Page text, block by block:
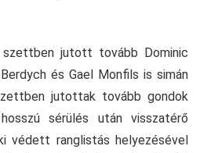
szettben jutott tovább Dominic
és Gael Monfils is simán
jutottak tovább gondok
sérülés után visszatérő
védett ranglistás helyezésével